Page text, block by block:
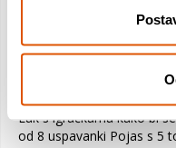
repeat;background-
djeteta Motorizirana
Udobno: ugrađeni naslon
leđa novorođenčadi
Luk s igračkama kako bi
od 8 uspavanki Pojas s 5